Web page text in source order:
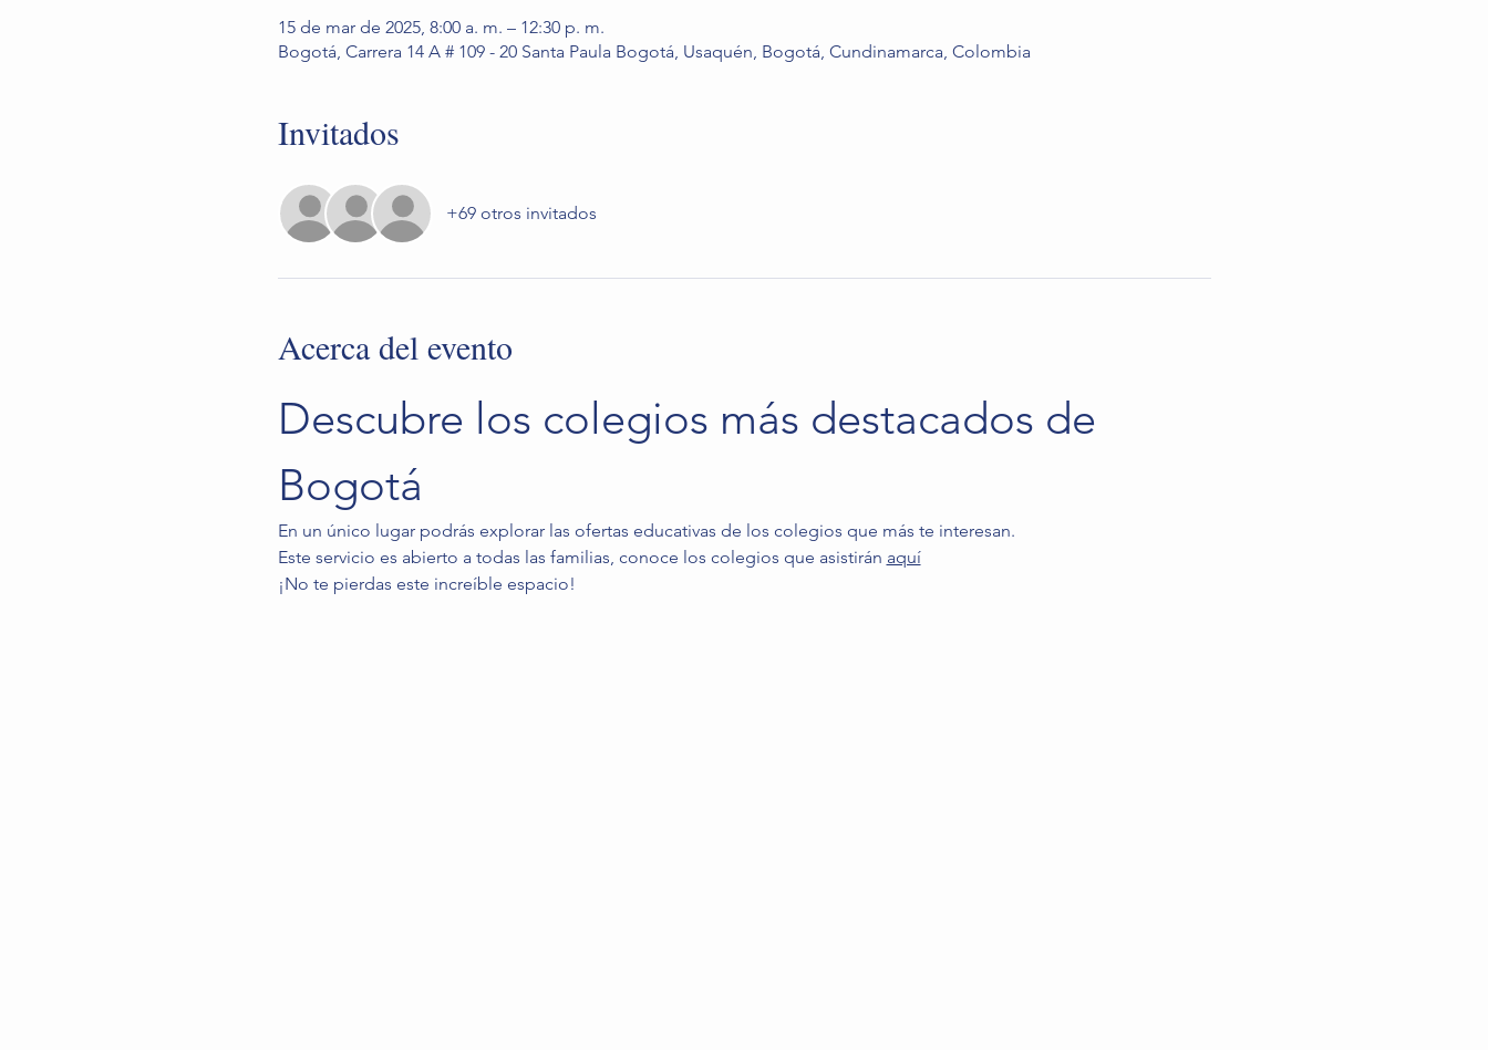
15 de mar de 2025, 8:00 a. m. – 12:30 p. m.
Bogotá, Carrera 14 A # 109 - 20 Santa Paula Bogotá, Usaquén, Bogotá, Cundinamarca, Colombia
Invitados
+69 otros invitados
Acerca del evento
Descubre los colegios más destacados de
Bogotá
En un único lugar podrás explorar las ofertas educativas de los colegios que más te interesan.
Este servicio es abierto a todas las familias, conoce los colegios que asistirán aquí
¡No te pierdas este increíble espacio!